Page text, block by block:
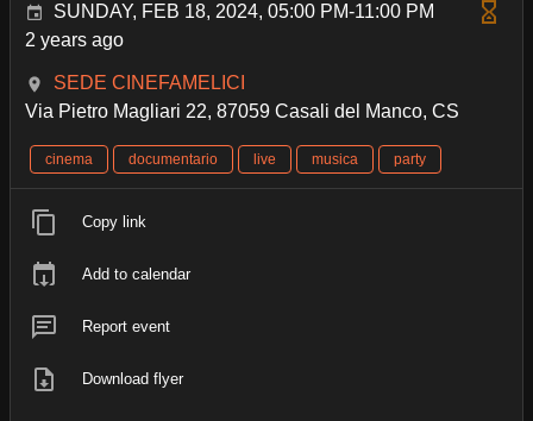
SUNDAY, FEB 18, 2024, 05:00 PM-11:00 PM
2 years ago
SEDE CINEFAMELICI
Via Pietro Magliari 22, 87059 Casali del Manco, CS
cinema documentario live musica party
Copy link
Add to calendar
Report event
Download flyer